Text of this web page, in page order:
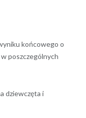
końcowego o
poszczególnych
dziewczęta i